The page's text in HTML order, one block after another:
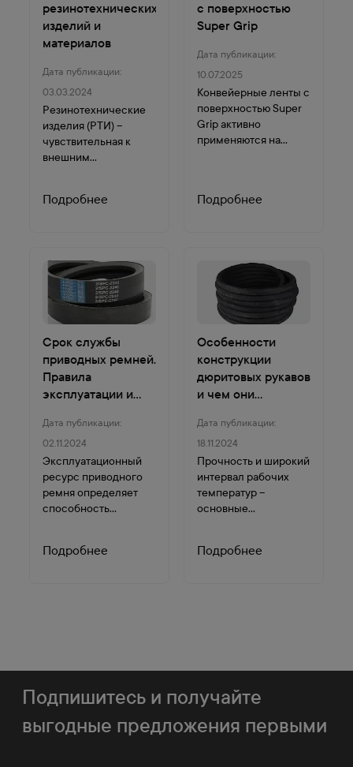
резинотехнических
изделий и
материалов
Дата публикации:
03.03.2024
Резинотехнические
изделия (РТИ) –
чувствительная к
внешним
длительное хранение
условий. Контакт с
агр...
Подробнее
с поверхностью
Super Grip
Дата публикации:
10.07.2025
Конвейерные ленты с
поверхностью Super
Grip активно
применяются на
предприятиях, что
Подробнее
Срок службы
приводных ремней.
Правила
эксплуатации и
Дата публикации:
02.11.2024
Эксплуатационный
ресурс приводного
ремня определяет
способность
необходимым для
Подробнее
Особенности
конструкции
дюритовых рукавов
и чем они
напорных шлангов
Дата публикации:
18.11.2024
Прочность и широкий
интервал рабочих
температур –
основные
что делает их
Подробнее
Подпишитесь и получайте
выгодные предложения первыми